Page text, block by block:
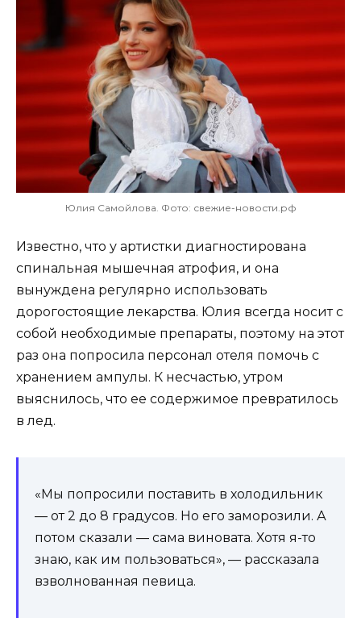
Юлия Самойлова. Фото: свежие-новости.рф
Известно, что у артистки диагностирована
спинальная мышечная атрофия, и она
вынуждена регулярно использовать
дорогостоящие лекарства. Юлия всегда носит с
собой необходимые препараты, поэтому на этот
раз она попросила персонал отеля помочь с
хранением ампулы. К несчастью, утром
выяснилось, что ее содержимое превратилось
в лед.
«Мы попросили поставить в холодильник
— от 2 до 8 градусов. Но его заморозили. А
потом сказали — сама виновата. Хотя я-то
знаю, как им пользоваться», — рассказала
взволнованная певица.